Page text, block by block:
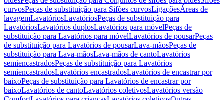
curvosPeças de substituição para Sifões curvosLigaçõesÁreas de
lavagemLavatóriosLavatóriosPeças de substituição para
LavatóriosLavatórios duplosLavatórios para móvelPeças de
substituição para Lavatórios para móvelLavatórios de pousarPeças
de substituição para Lavatórios de pousarLava-mãosPeças de
substituição para Lava-mãosLava-mãos de cantoLavatórios
semiencastradosPeças de substituição para Lavatórios
semiencastradosLavatórios encastradosLavatórios de encastrar por
baixoPeças de substituição para Lavatórios de encastrar por
baixoLavatórios de cantoLavatórios coletivosLavatórios versão